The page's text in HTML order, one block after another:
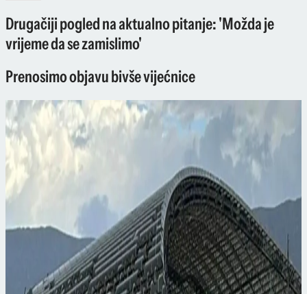
Drugačiji pogled na aktualno pitanje: 'Možda je
vrijeme da se zamislimo'
Prenosimo objavu bivše vijećnice